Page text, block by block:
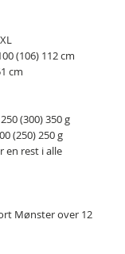
(106) 112 cm
cm
(300) 350 g
(250) 250 g
en rest i alle
Mønster over 12